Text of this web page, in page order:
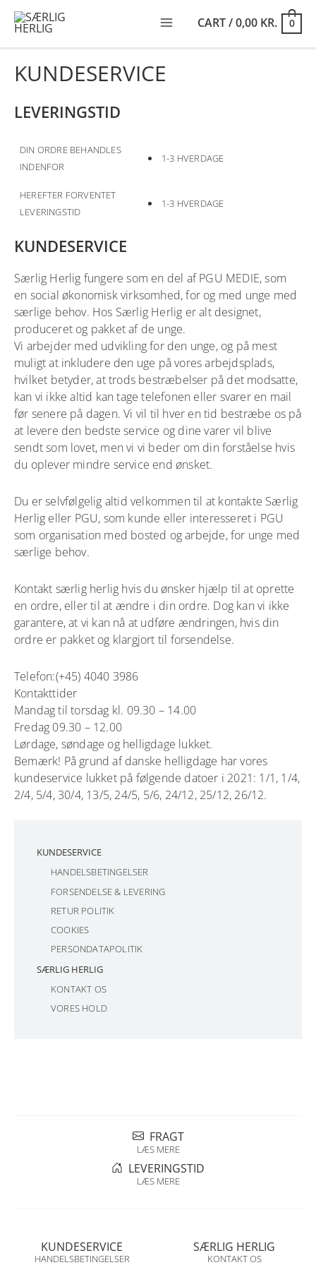
CONTENT
MENU
CART/0,00 KR. 0
KUNDESERVICE
HANDELSBETINGELSER
FORSENDELSE & LEVERING
RETUR POLITIK
COOKIES
PERSONDATAPOLITIK
SÆRLIG HERLIG
KONTAKT OS
VORES HOLD
KUNDESERVICE
LEVERINGSTID
DIN ORDRE BEHANDLES
INDENFOR
1-3 HVERDAGE
HEREFTER FORVENTET
LEVERINGSTID
1-3 HVERDAGE
KUNDESERVICE
Særlig Herlig fungere som en del af PGU MEDIE, som
en social økonomisk virksomhed, for og med unge med
særlige behov. Hos Særlig Herlig er alt designet,
produceret og pakket af de unge.
Vi arbejder med udvikling for den unge, og på mest
muligt at inkludere den uge på vores arbejdsplads,
hvilket betyder, at trods bestræbelser på det modsatte,
kan vi ikke altid kan tage telefonen eller svarer en mail
før senere på dagen. Vi vil til hver en tid bestræbe os på
at levere den bedste service og dine varer vil blive
sendt som lovet, men vi vi beder om din forståelse hvis
du oplever mindre service end ønsket.
Du er selvfølgelig altid velkommen til at kontakte Særlig
Herlig eller PGU, som kunde eller interesseret i PGU
som organisation med bosted og arbejde, for unge med
særlige behov.
Kontakt særlig herlig hvis du ønsker hjælp til at oprette
en ordre, eller til at ændre i din ordre. Dog kan vi ikke
garantere, at vi kan nå at udføre ændringen, hvis din
ordre er pakket og klargjort til forsendelse.
Telefon:(+45) 4040 3986
Kontakttider
Mandag til torsdag kl. 09.30 – 14.00
Fredag 09.30 – 12.00
Lørdage, søndage og helligdage lukket.
Bemærk! På grund af danske helligdage har vores
kundeservice lukket på følgende datoer i 2021: 1/1, 1/4,
2/4, 5/4, 30/4, 13/5, 24/5, 5/6, 24/12, 25/12, 26/12.
FRAGT
LÆS MERE
LEVERINGSTID
LÆS MERE
KUNDESERVICE
HANDELSBETINGELSER
SÆRLIG HERLIG
KONTAKT OS